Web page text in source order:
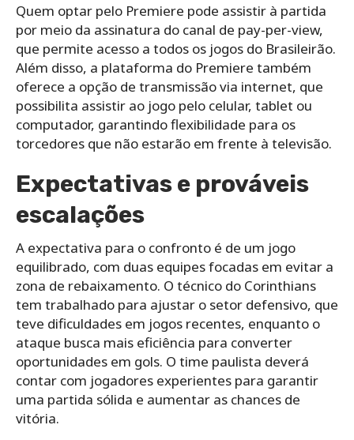
Quem optar pelo Premiere pode assistir à partida
por meio da assinatura do canal de pay-per-view,
que permite acesso a todos os jogos do Brasileirão.
Além disso, a plataforma do Premiere também
oferece a opção de transmissão via internet, que
possibilita assistir ao jogo pelo celular, tablet ou
computador, garantindo flexibilidade para os
torcedores que não estarão em frente à televisão.
Expectativas e prováveis
escalações
A expectativa para o confronto é de um jogo
equilibrado, com duas equipes focadas em evitar a
zona de rebaixamento. O técnico do Corinthians
tem trabalhado para ajustar o setor defensivo, que
teve dificuldades em jogos recentes, enquanto o
ataque busca mais eficiência para converter
oportunidades em gols. O time paulista deverá
contar com jogadores experientes para garantir
uma partida sólida e aumentar as chances de
vitória.